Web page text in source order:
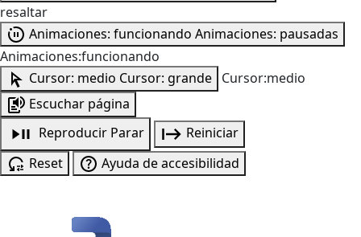
resaltar
Animaciones: funcionando Animaciones: pausadas
Animaciones:funcionando
Cursor: medio Cursor: grande Cursor:medio
Escuchar página
Reproducir Parar
Reiniciar
Reset
Ayuda de accesibilidad